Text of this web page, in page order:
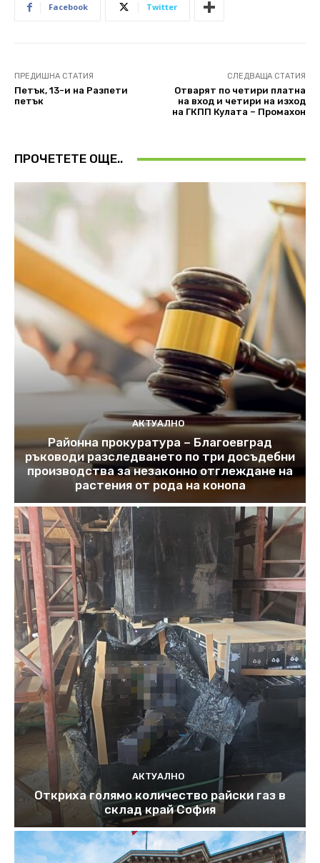
Facebook Twitter
ПРЕДИШНА СТАТИЯ
Петък, 13-и на Разпети
петък
СЛЕДВАЩА СТАТИЯ
Отварят по четири платна
на вход и четири на изход
на ГКПП Кулата – Промахон
ПРОЧЕТЕТЕ ОЩЕ..
АКТУАЛНО
Районна прокуратура – Благоевград
ръководи разследването по три досъдебни
производства за незаконно отглеждане на
растения от рода на конопа
АКТУАЛНО
Откриха голямо количество райски газ в
склад край София